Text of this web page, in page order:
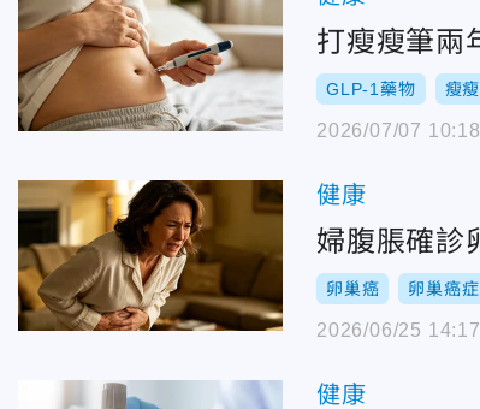
打瘦瘦筆兩
GLP-1藥物 瘦
2026/07/07 10:18
健康
婦腹脹確診
卵巢癌 卵巢癌
2026/06/25 14:17
健康